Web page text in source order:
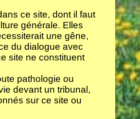
ce site, dont il faut
générale. Elles
une gêne,
du dialogue avec
site ne constituent
pathologie ou
devant un tribunal,
sur ce site ou